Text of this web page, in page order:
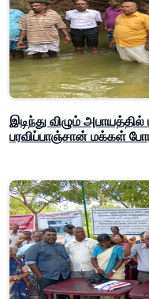
இடிந்து விழும்
பரவிப்பாஞ்சான் மக்கள்